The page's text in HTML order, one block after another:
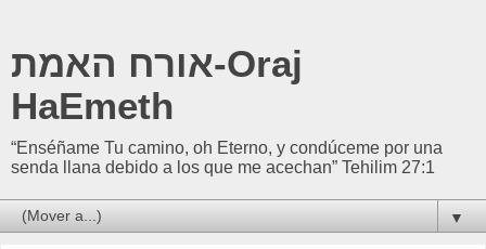
אורח האמת-Oraj
HaEmeth
“Enséñame Tu camino, oh Eterno, y condúceme por una
senda llana debido a los que me acechan” Tehilim 27:1
▼